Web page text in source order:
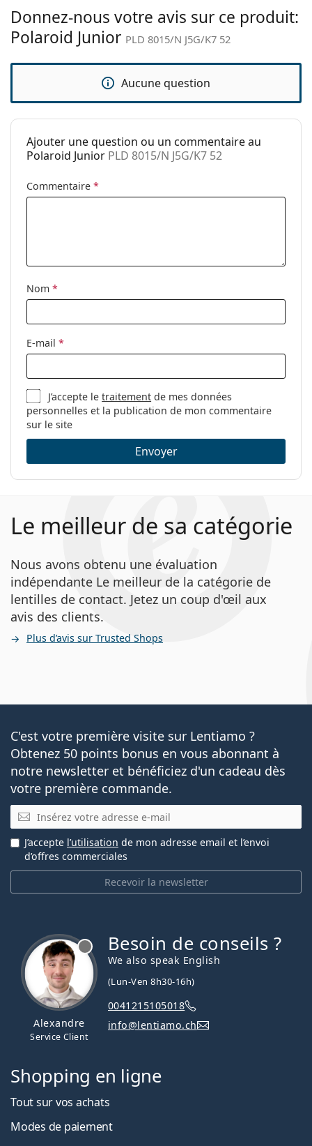
Le chiffon fourni est idéal pour le nettoyage et
l'entretien des lunettes de soleil. Certains modèles
peuvent être livrés avec un sac en tissu au lieu d'un
Explorez la gamme complète delunettes de soleil
Autres
Sexe:
Pour enfants
Catégorie:
Lunettes de soleil
Polaroid
Code:
PLD 8015/N J5G/K7 52
Donnez-nous votre avis sur ce produit:
Polaroid Junior PLD 8015/N J5G/K7 52
Aucune question
Ajouter une question ou un commentaire au
Polaroid Junior PLD 8015/N J5G/K7 52
Commentaire *
Nom *
E-mail *
J’accepte letraitement de mes données
personnelles et la publication de mon commentaire
sur le site
Envoyer
Le meilleur de sa catégorie
Nous avons obtenu une évaluation
indépendante Le meilleur de la catégorie de
lentilles de contact. Jetez un coup d'œil aux
avis des clients.
Plus d’avis sur Trusted Shops
C'est votre première visite sur Lentiamo ?
Obtenez 50 points bonus en vous abonnant à
notre newsletter et bénéficiez d'un cadeau dès
votre première commande.
E-mail
Recevoir la newsletter
J’accepte l’utilisation de mon adresse email et l’envoi
d’offres commerciales
Alexandre
Service Client
Besoin de conseils ?
We also speak English
(Lun-Ven 8h30-16h)
0041215105018
info@lentiamo.ch
Shopping en ligne
Tout sur vos achats
Modes de paiement